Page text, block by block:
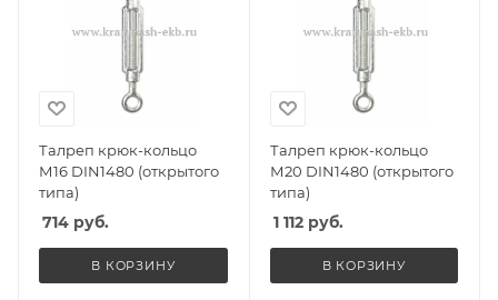
Талреп крюк-кольцо
М16 DIN1480 (открытого
типа)
714 руб.
В КОРЗИНУ
Талреп крюк-кольцо
М20 DIN1480 (открытого
типа)
1 112руб.
В КОРЗИНУ